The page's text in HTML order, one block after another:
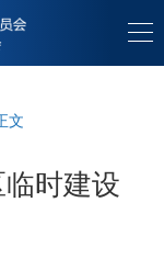
文
时建设